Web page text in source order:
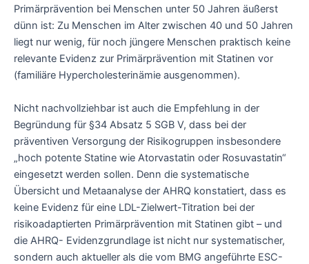
Primärprävention bei Menschen unter 50 Jahren äußerst
dünn ist: Zu Menschen im Alter zwischen 40 und 50 Jahren
liegt nur wenig, für noch jüngere Menschen praktisch keine
relevante Evidenz zur Primärprävention mit Statinen vor
(familiäre Hypercholesterinämie ausgenommen).
Nicht nachvollziehbar ist auch die Empfehlung in der
Begründung für §34 Absatz 5 SGB V, dass bei der
präventiven Versorgung der Risikogruppen insbesondere
„hoch potente Statine wie Atorvastatin oder Rosuvastatin“
eingesetzt werden sollen. Denn die systematische
Übersicht und Metaanalyse der AHRQ konstatiert, dass es
keine Evidenz für eine LDL-Zielwert-Titration bei der
risikoadaptierten Primärprävention mit Statinen gibt – und
die AHRQ- Evidenzgrundlage ist nicht nur systematischer,
sondern auch aktueller als die vom BMG angeführte ESC-